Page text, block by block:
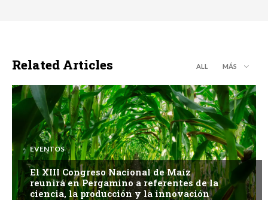
Related Articles ALL MÁS
EVENTOS
El XIII Congreso Nacional de Maíz
reunirá en Pergamino a referentes de la
ciencia, la producción y la innovación